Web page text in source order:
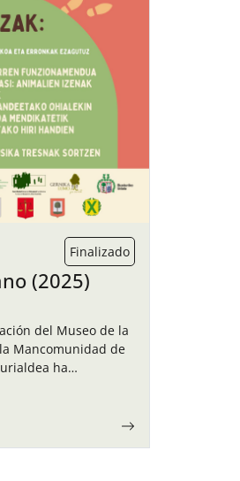
Finalizado
(2025)
del Museo de la
Mancomunidad de
ha